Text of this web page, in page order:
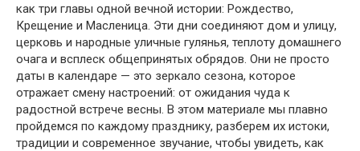
как три главы одной вечной истории: Рождество,
Крещение и Масленица. Эти дни соединяют дом и улицу,
церковь и народные уличные гулянья, теплоту домашнего
очага и всплеск общепринятых обрядов. Они не просто
даты в календаре — это зеркало сезона, которое
отражает смену настроений: от ожидания чуда к
радостной встрече весны. В этом материале мы плавно
пройдемся по каждому празднику, разберем их истоки,
традиции и современное звучание, чтобы увидеть, как